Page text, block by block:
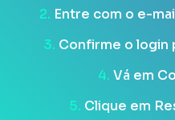
2. Entre com o e-
3. Confirme o login
4. Vá em
5. Clique em